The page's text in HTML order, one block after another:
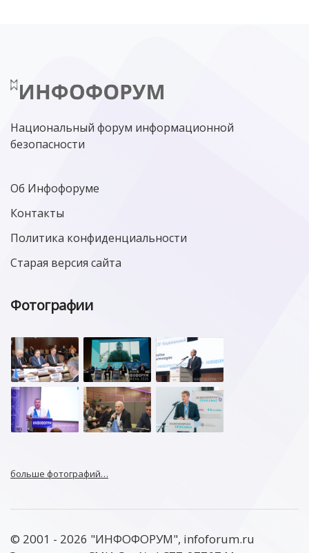
МИНЦИФРЫ РОССИИ NGFW
Национальный форум информационной
безопасности
Об Инфофоруме
Контакты
Политика конфиденциальности
Старая версия сайта
Фотографии
больше фотографий…
© 2001 - 2026 "ИНФОФОРУМ", infoforum.ru